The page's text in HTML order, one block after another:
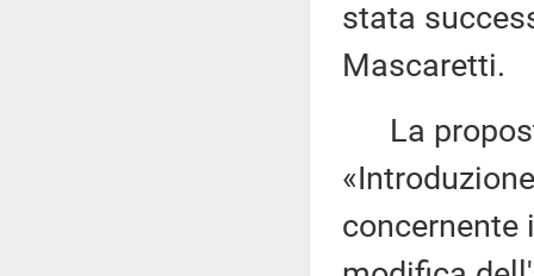
stata
Mascaretti.
La
concernente